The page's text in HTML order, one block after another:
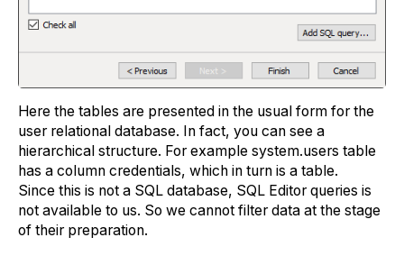
Here the tables are presented in the usual form for the
user relational database. In fact, you can see a
hierarchical structure. For example system.users table
has a column credentials, which in turn is a table.
Since this is not a SQL database, SQL Editor queries is
not available to us. So we cannot filter data at the stage
of their preparation.